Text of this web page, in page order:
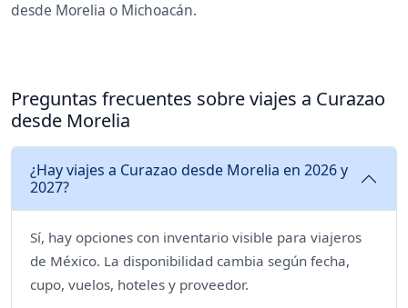
desde Morelia o Michoacán.
Preguntas frecuentes sobre viajes a Curazao
desde Morelia
¿Hay viajes a Curazao desde Morelia en 2026 y
2027?
Sí, hay opciones con inventario visible para viajeros
de México. La disponibilidad cambia según fecha,
cupo, vuelos, hoteles y proveedor.